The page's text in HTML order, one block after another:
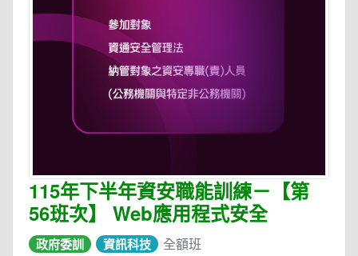
115年下半年資安職能訓練－【第
56班次】 Web應用程式安全
政府委訓 資訊科技 全額班